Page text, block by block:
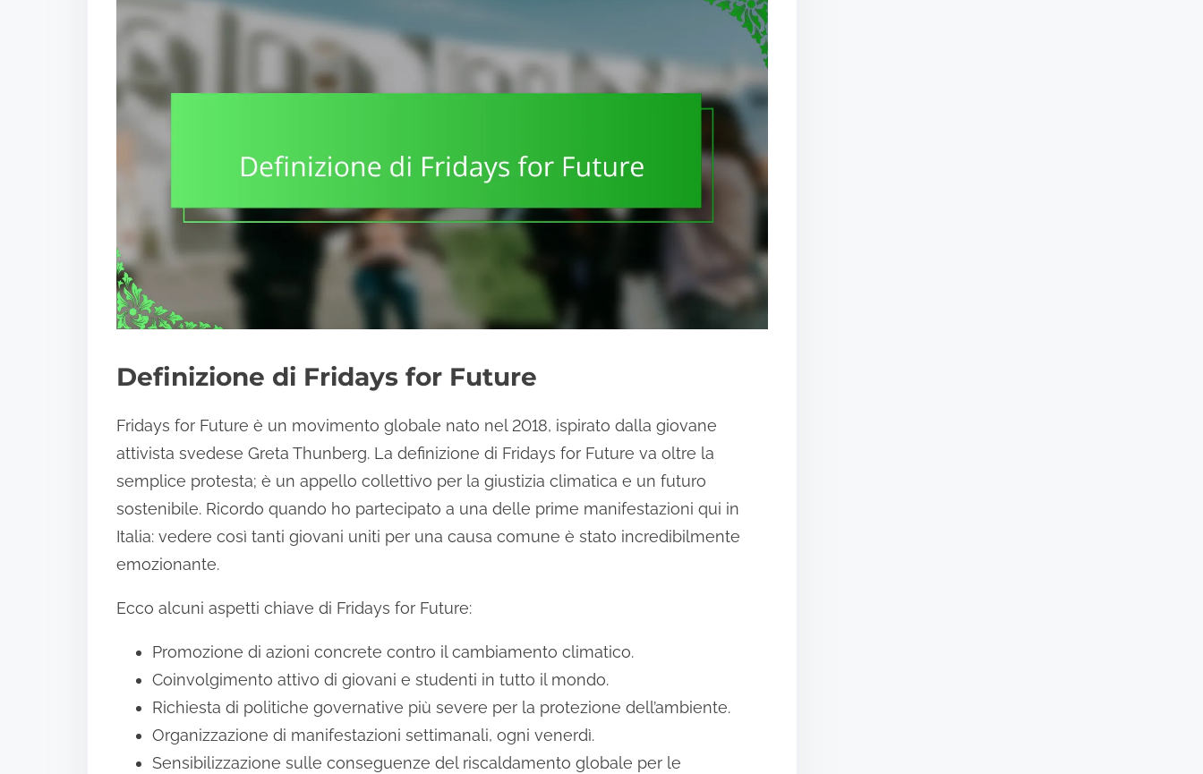
Definizione di Fridays for Future
Fridays for Future è un movimento globale nato nel 2018, ispirato dalla giovane
attivista svedese Greta Thunberg. La definizione di Fridays for Future va oltre la
semplice protesta; è un appello collettivo per la giustizia climatica e un futuro
sostenibile. Ricordo quando ho partecipato a una delle prime manifestazioni qui in
Italia: vedere così tanti giovani uniti per una causa comune è stato incredibilmente
emozionante.
Ecco alcuni aspetti chiave di Fridays for Future:
Promozione di azioni concrete contro il cambiamento climatico.
Coinvolgimento attivo di giovani e studenti in tutto il mondo.
Richiesta di politiche governative più severe per la protezione dell’ambiente.
Organizzazione di manifestazioni settimanali, ogni venerdì.
Sensibilizzazione sulle conseguenze del riscaldamento globale per le